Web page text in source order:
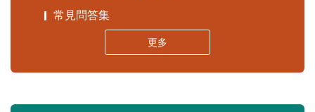
常見問答集
更多